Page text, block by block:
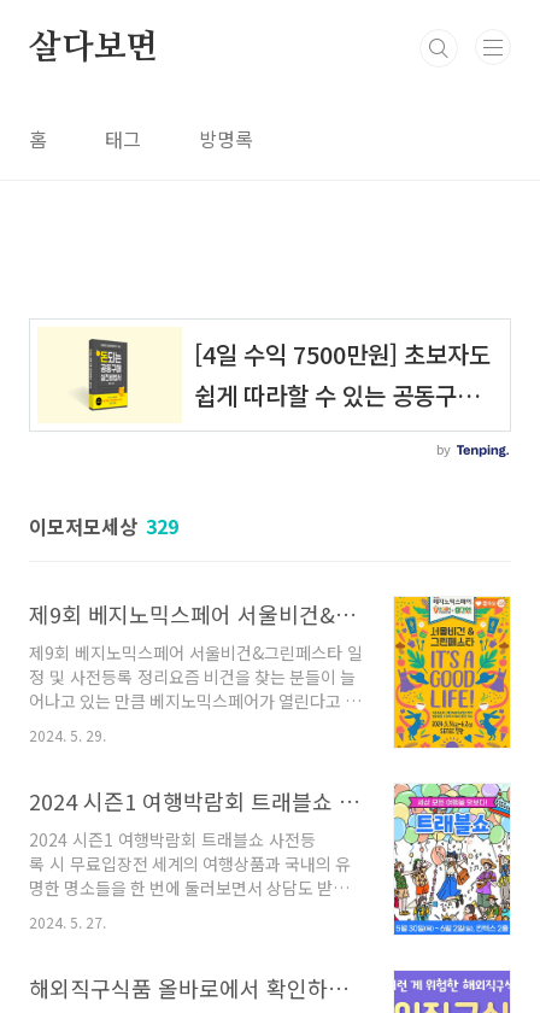
살다보면
홈 태그 방명록
이모저모세상 329
제9회 베지노믹스페어 서울비건&그린페스타 일정 및 사전등록 정리
제9회 베지노믹스페어 서울비건&그린페스타 일
정 및 사전등록 정리요즘 비건을 찾는 분들이 늘
어나고 있는 만큼 베지노믹스페어가 열린다고 하
니 관심 있는 분들은 사전등록 후 방문하세요.
제9회 베지노믹스 페어 서울 비건&그린페스타-
시간 : 5/31, 6/1 10시 ~ 18시 ㅣ 6/2 10시~17
록 : ~5월 30일 목요일까지 6천 원 ㅣ 현장등록 8
천 원- 사전등록 홈페이지 바로가기 1. 목적1)
비건 식품 및 친환경 제품을 한자리에서 만날 수
있는 국내 최대 비건 전문 전시: 식품&음료, 패션
2024. 5. 29.
2024 시즌1 여행박람회 트래블쇼 사전등록 시 무료입장
2024 시즌1 여행박람회 트래블쇼 사전등
록 시 무료입장전 세계의 여행상품과 국내의 유
명한 명소들을 한 번에 둘러보면서 상담도 받을
수 있다고 하니 관심 있는 분들은 사전등록 후 방
문해 보세요. 2024 트래블쇼- 기간 : 24년 5월
1전시장 1홀- 시간 : 10시~18시- 입장료 : 1만 원
2024. 5. 27.
해외직구식품 올바로에서 확인하고 구매하기 추천 정리